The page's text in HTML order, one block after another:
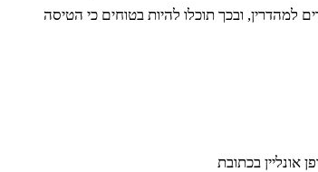
ובכך תוכלו להיות בטוחים כי הטיסה
בכתובת